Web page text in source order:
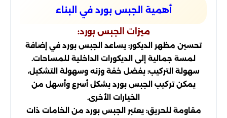
أهمية الجبس بورد في البناء
ميزات الجبس بورد:
تحسين مظهر الديكور: يساعد الجبس بورد في إضافة
لمسة جمالية إلى الديكورات الداخلية للمساحات.
سهولة التركيب: بفضل خفة وزنه وسهولة التشكيل،
يمكن تركيب الجبس بورد بشكل أسرع وأسهل من
الخيارات الأخرى.
مقاومة للحريق: يعتبر الجبس بورد من الخامات ذات